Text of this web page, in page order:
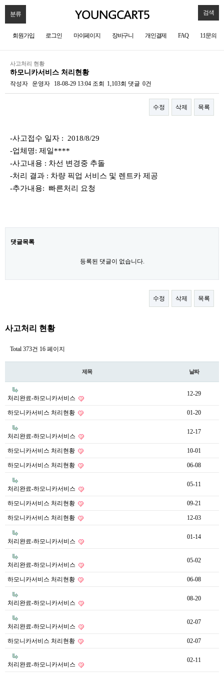
분류 검색
회원가입 로그인 마이페이지 장바구니 개인결제 FAQ 1:1문의
사고처리 현황
하모니카서비스 처리현황
작성자 운영자 18-08-29 13:04 조회 1,103회 댓글 0건
수정 삭제 목록
-사고접수 일자 : 2018/8/29
-업체명: 제일****
-사고내용 : 차선 변경중 추돌
-처리 결과 : 차량 픽업 서비스 및 렌트카 제공
-추가내용: 빠른처리 요청
댓글목록
등록된 댓글이 없습니다.
수정 삭제 목록
사고처리 현황
Total 373건 16 페이지
제목 날짜
처리완료-하모니카서비스
12-29
하모니카서비스 처리현황 01-20
처리완료-하모니카서비스
12-17
하모니카서비스 처리현황 10-01
하모니카서비스 처리현황 06-08
처리완료-하모니카서비스
05-11
하모니카서비스 처리현황 09-21
하모니카서비스 처리현황 12-03
처리완료-하모니카서비스
01-14
처리완료-하모니카서비스
05-02
하모니카서비스 처리현황 06-08
처리완료-하모니카서비스
08-20
처리완료-하모니카서비스
02-07
하모니카서비스 처리현황 02-07
처리완료-하모니카서비스
02-11